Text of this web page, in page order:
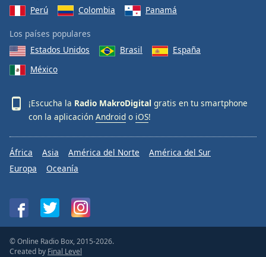
Perú
Colombia Panamá
Los países populares
Estados Unidos
Brasil
España
México
¡Escucha la Radio MakroDigital gratis en tu smartphone
con la aplicación Android o iOS!
África Asia América del Norte
América del Sur
Europa
Oceanía
© Online Radio Box, 2015-2026.
Created by Final Level